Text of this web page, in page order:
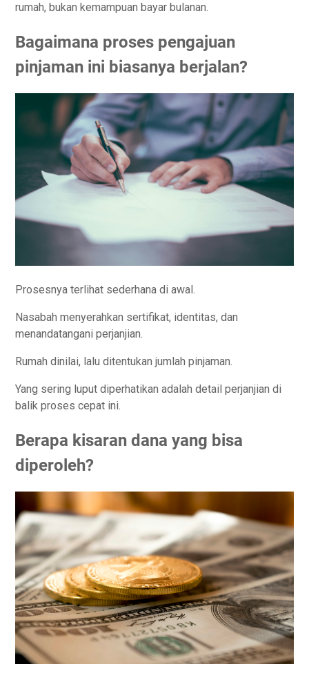
rumah, bukan kemampuan bayar bulanan.
Bagaimana proses pengajuan
pinjaman ini biasanya berjalan?
Prosesnya terlihat sederhana di awal.
Nasabah menyerahkan sertifikat, identitas, dan
menandatangani perjanjian.
Rumah dinilai, lalu ditentukan jumlah pinjaman.
Yang sering luput diperhatikan adalah detail perjanjian di
balik proses cepat ini.
Berapa kisaran dana yang bisa
diperoleh?